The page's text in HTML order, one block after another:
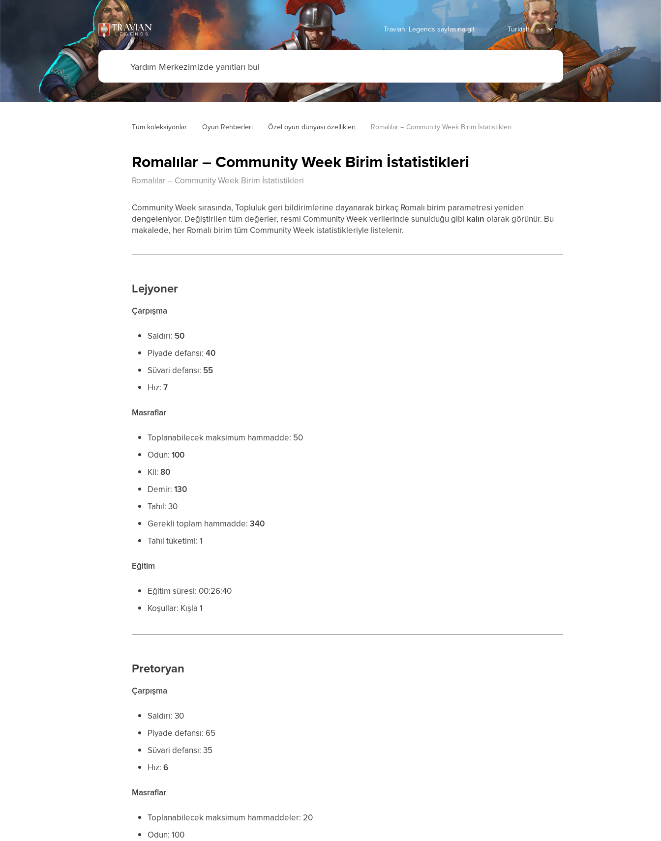
Travian: Legends sayfasına git
Tüm koleksiyonlar Oyun Rehberleri Özel oyun dünyası özellikleri Romalılar – Community Week Birim İstatistikleri
Romalılar – Community Week Birim İstatistikleri
Romalılar – Community Week Birim İstatistikleri
Community Week sırasında, Topluluk geri bildirimlerine dayanarak birkaç Romalı birim parametresi yeniden
dengeleniyor. Değiştirilen tüm değerler, resmi Community Week verilerinde sunulduğu gibi kalın olarak görünür. Bu
makalede, her Romalı birim tüm Community Week istatistikleriyle listelenir.
Lejyoner
Çarpışma
Saldırı: 50
Piyade defansı:40
Süvari defansı: 55
Hız:7
Masraflar
Toplanabilecek maksimum hammadde: 50
Odun:100
Kil:80
Demir:130
Tahıl: 30
Gerekli toplam hammadde:340
Tahıl tüketimi: 1
Eğitim
Eğitim süresi: 00:26:40
Koşullar: Kışla 1
Pretoryan
Çarpışma
Saldırı: 30
Piyade defansı: 65
Süvari defansı: 35
Hız:6
Masraflar
Toplanabilecek maksimum hammaddeler: 20
Odun: 100